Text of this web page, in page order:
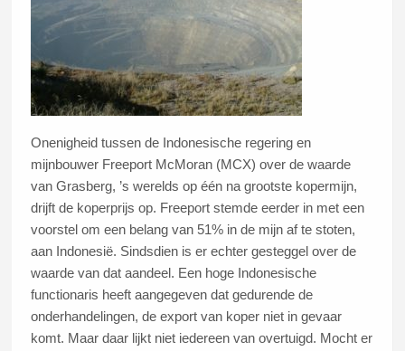
Onenigheid tussen de Indonesische regering en
mijnbouwer Freeport McMoran (MCX) over de waarde
van Grasberg, ’s werelds op één na grootste kopermijn,
drijft de koperprijs op. Freeport stemde eerder in met een
voorstel om een belang van 51% in de mijn af te stoten,
aan Indonesië. Sindsdien is er echter gesteggel over de
waarde van dat aandeel. Een hoge Indonesische
functionaris heeft aangegeven dat gedurende de
onderhandelingen, de export van koper niet in gevaar
komt. Maar daar lijkt niet iedereen van overtuigd. Mocht er